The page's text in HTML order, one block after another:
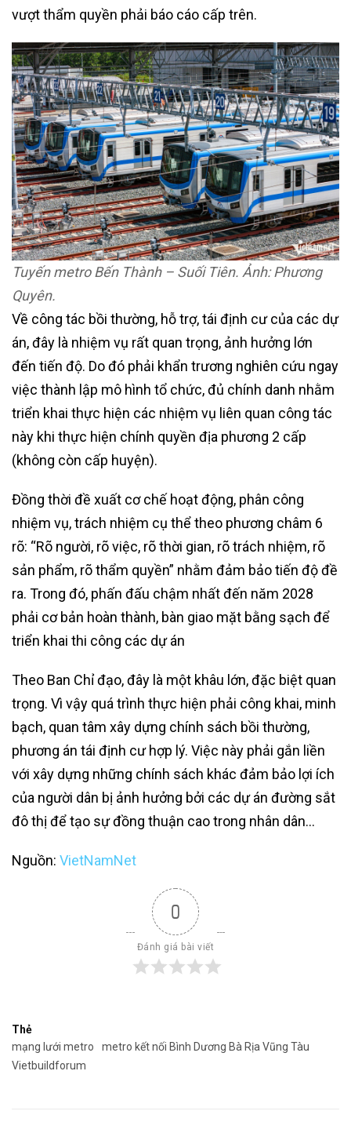
vượt thẩm quyền phải báo cáo cấp trên.
Tuyến metro Bến Thành – Suối Tiên. Ảnh: Phương
Quyên.
Về công tác bồi thường, hỗ trợ, tái định cư của các dự
án, đây là nhiệm vụ rất quan trọng, ảnh hưởng lớn
đến tiến độ. Do đó phải khẩn trương nghiên cứu ngay
việc thành lập mô hình tổ chức, đủ chính danh nhằm
triển khai thực hiện các nhiệm vụ liên quan công tác
này khi thực hiện chính quyền địa phương 2 cấp
(không còn cấp huyện).
Đồng thời đề xuất cơ chế hoạt động, phân công
nhiệm vụ, trách nhiệm cụ thể theo phương châm 6
rõ: “Rõ người, rõ việc, rõ thời gian, rõ trách nhiệm, rõ
sản phẩm, rõ thẩm quyền” nhằm đảm bảo tiến độ đề
ra. Trong đó, phấn đấu chậm nhất đến năm 2028
phải cơ bản hoàn thành, bàn giao mặt bằng sạch để
triển khai thi công các dự án
Theo Ban Chỉ đạo, đây là một khâu lớn, đặc biệt quan
trọng. Vì vậy quá trình thực hiện phải công khai, minh
bạch, quan tâm xây dựng chính sách bồi thường,
phương án tái định cư hợp lý. Việc này phải gắn liền
với xây dựng những chính sách khác đảm bảo lợi ích
của người dân bị ảnh hưởng bởi các dự án đường sắt
đô thị để tạo sự đồng thuận cao trong nhân dân…
Nguồn: VietNamNet
0
Đánh giá bài viết
Thẻ
mạng lưới metro
metro kết nối Bình Dương Bà Rịa Vũng Tàu
Vietbuildforum